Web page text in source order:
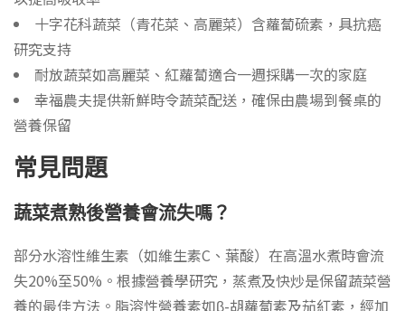
十字花科蔬菜（青花菜、高麗菜）含蘿蔔硫素，具抗癌
研究支持
耐放蔬菜如高麗菜、紅蘿蔔適合一週採購一次的家庭
幸福農夫提供新鮮時令蔬菜配送，確保由農場到餐桌的
營養保留
常見問題
蔬菜煮熟後營養會流失嗎？
部分水溶性維生素（如維生素C、葉酸）在高溫水煮時會流
失20%至50%。根據營養學研究，蒸煮及快炒是保留蔬菜營
養的最佳方法。脂溶性營養素如β-胡蘿蔔素及茄紅素，經加